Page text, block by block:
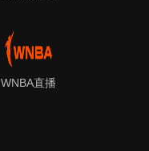
WNBA直播